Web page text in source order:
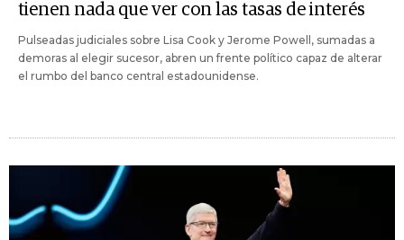
tienen nada que ver con las tasas de interés
Pulseadas judiciales sobre Lisa Cook y Jerome Powell, sumadas a
demoras al elegir sucesor, abren un frente político capaz de alterar
el rumbo del banco central estadounidense.